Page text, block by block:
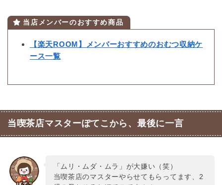
当店メンバーのおすすめ商品
【楽天ROOM】メンバーおすすめのおむつ収納ケ
ース一覧
当喫茶店マスターぽてこから、最後に一言
「ムリ・ムダ・ムラ」が大嫌い（笑）
当喫茶店のマスターやらせてもらってます、2